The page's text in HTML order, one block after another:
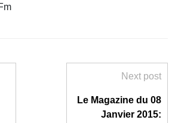
Next post
Le Magazine du 08
Janvier 2015: